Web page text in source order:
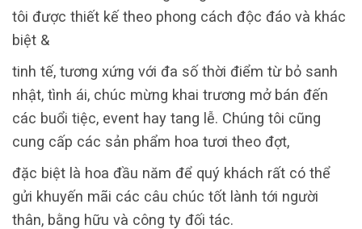
tôi được thiết kế theo phong cách độc đáo và khác
biệt &
tinh tế, tương xứng với đa số thời điểm từ bỏ sanh
nhật, tình ái, chúc mừng khai trương mở bán đến
các buổi tiệc, event hay tang lễ. Chúng tôi cũng
cung cấp các sản phẩm hoa tươi theo đợt,
đặc biệt là hoa đầu năm để quý khách rất có thể
gửi khuyến mãi các câu chúc tốt lành tới người
thân, bằng hữu và công ty đối tác.